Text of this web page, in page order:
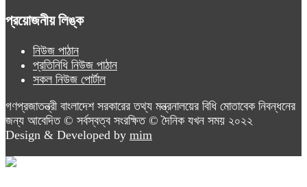
প্রয়োজনীয় লিঙ্ক
নিউজ পাঠান
প্রতিনিধি নিউজ পাঠান
সকল নিউজ পোর্টাল
গণপ্রজাতন্ত্রী বাংলাদেশ সরকারের তথ্য মন্ত্রনালয়ের বিধি মোতাবেক নিবন্ধনের
জন্য আবেদিত © সর্বস্বত্ব সংরক্ষিত © দৈনিক যখন সময় ২০২২
Design & Developed by mim